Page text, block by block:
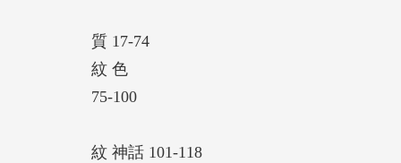
質 17-74
紋 色
75-100
紋 神話 101-118